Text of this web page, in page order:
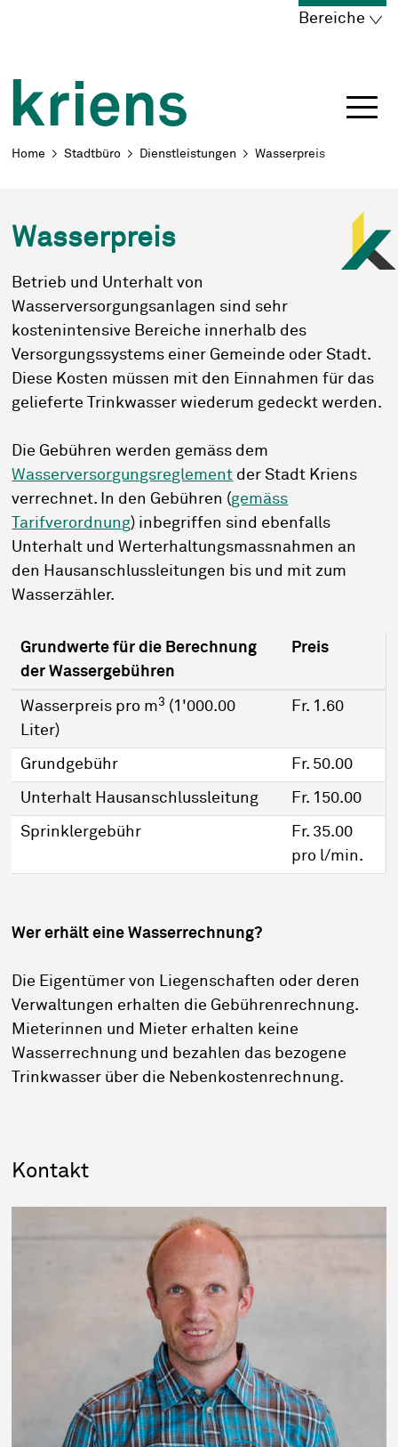
Navigieren in Kriens
Bereiche
Breadcrumb
Home Stadtbüro Dienstleistungen Wasserpreis
Wasserpreis
Betrieb und Unterhalt von
Wasserversorgungsanlagen sind sehr
kostenintensive Bereiche innerhalb des
Versorgungssystems einer Gemeinde oder Stadt.
Diese Kosten müssen mit den Einnahmen für das
gelieferte Trinkwasser wiederum gedeckt werden.
Die Gebühren werden gemäss dem
Wasserversorgungsreglement der Stadt Kriens
verrechnet. In den Gebühren (gemäss
Tarifverordnung) inbegriffen sind ebenfalls
Unterhalt und Werterhaltungsmassnahmen an
den Hausanschlussleitungen bis und mit zum
Wasserzähler.
Grundwerte für die Berechnung
der Wassergebühren
Preis
Wasserpreis pro m3 (1'000.00
Liter)
Fr. 1.60
Grundgebühr Fr. 50.00
Unterhalt Hausanschlussleitung Fr. 150.00
Sprinklergebühr
Fr. 35.00
pro l/min.
Wer erhält eine Wasserrechnung?
Die Eigentümer von Liegenschaften oder deren
Verwaltungen erhalten die Gebührenrechnung.
Mieterinnen und Mieter erhalten keine
Wasserrechnung und bezahlen das bezogene
Trinkwasser über die Nebenkostenrechnung.
Sidebar
Kontakt